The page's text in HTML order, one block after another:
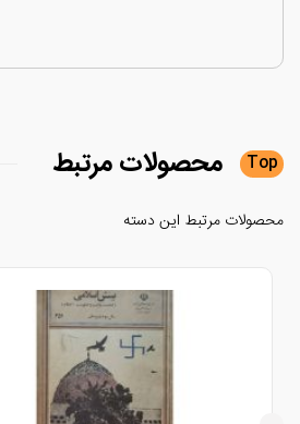
Top محصولاتمرتبط
محصولات مرتبط این دسته